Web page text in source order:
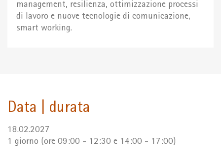
management, resilienza, ottimizzazione processi
di lavoro e nuove tecnologie di comunicazione,
smart working.
Data | durata
18.02.2027
1 giorno (ore 09:00 - 12:30 e 14:00 - 17:00)